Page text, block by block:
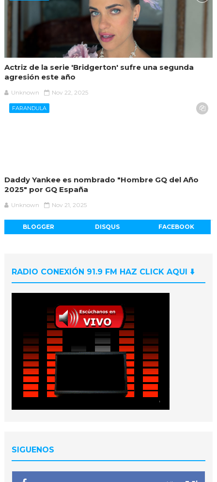
Actriz de la serie 'Bridgerton' sufre una segunda
agresión este año
Unknown Nov 22, 2025
FARANDULA
Daddy Yankee es nombrado "Hombre GQ del Año
2025" por GQ España
Unknown Nov 21, 2025
BLOGGER DISQUS FACEBOOK
RADIO CONEXIÓN 91.9 FM HAZ CLICK AQUI ⬇️
SIGUENOS